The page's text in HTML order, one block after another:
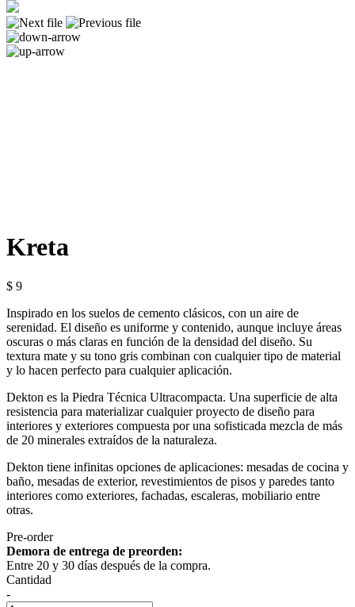
Kreta
$ 9
Inspirado en los suelos de cemento clásicos, con un aire de
serenidad. El diseño es uniforme y contenido, aunque incluye áreas
oscuras o más claras en función de la densidad del diseño. Su
textura mate y su tono gris combinan con cualquier tipo de material
y lo hacen perfecto para cualquier aplicación.
Dekton es la Piedra Técnica Ultracompacta. Una superficie de alta
resistencia para materializar cualquier proyecto de diseño para
interiores y exteriores compuesta por una sofisticada mezcla de más
de 20 minerales extraídos de la naturaleza.
Dekton tiene infinitas opciones de aplicaciones: mesadas de cocina y
baño, mesadas de exterior, revestimientos de pisos y paredes tanto
interiores como exteriores, fachadas, escaleras, mobiliario entre
otras.
Pre-order
Demora de entrega de preorden:
Entre 20 y 30 días después de la compra.
Cantidad
-